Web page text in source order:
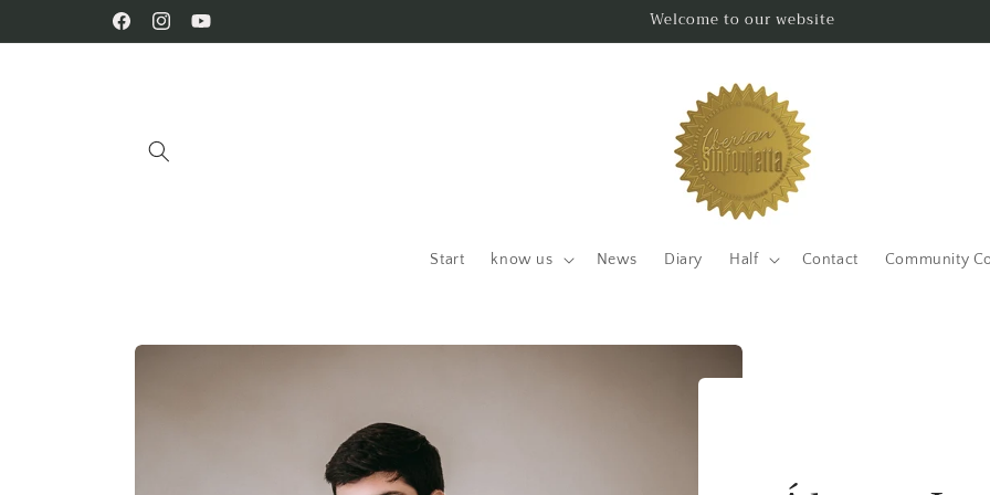
FacebookInstagramYouTube
Welcome to our website
Start know us News Diary Half Contact Community